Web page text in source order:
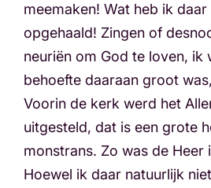
meemaken! Wat heb ik
opgehaald! Zingen of
neuriën om God te loven, ik
behoefte daaraan groot
Voorin de kerk werd het
uitgesteld, dat is een grote
monstrans. Zo was de Heer
Hoewel ik daar natuurlijk